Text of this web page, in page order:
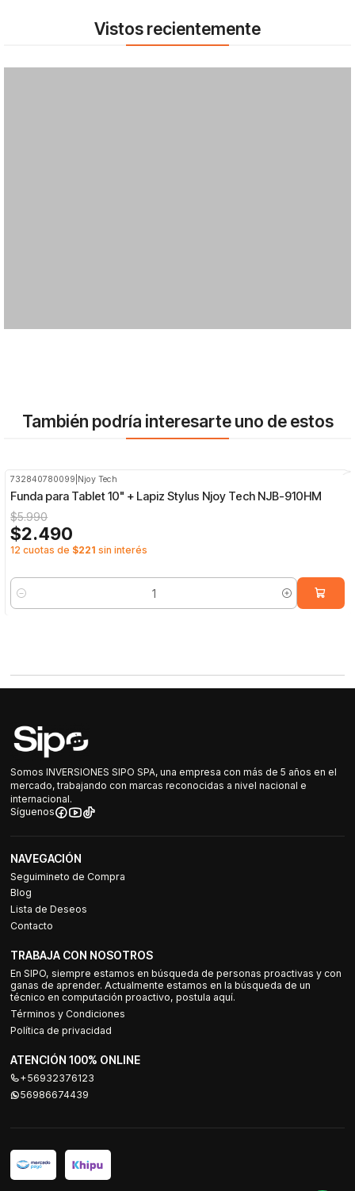
Vistos recientemente
También podría interesarte uno de estos
732840780099 Njoy Tech
Funda para Tablet 10" + Lapiz Stylus Njoy Tech NJB-910HM
$5.990
$2.490
12 cuotas de $221 sin interés
Cantidad
Somos INVERSIONES SIPO SPA, una empresa con más de 5 años en el
mercado, trabajando con marcas reconocidas a nivel nacional e
internacional.
Síguenos
NAVEGACIÓN
Seguimineto de Compra
Blog
Lista de Deseos
Contacto
TRABAJA CON NOSOTROS
En SIPO, siempre estamos en búsqueda de personas proactivas y con
ganas de aprender. Actualmente estamos en la búsqueda de un
técnico en computación proactivo, postula aquí.
Términos y Condiciones
Política de privacidad
ATENCIÓN 100% ONLINE
+56932376123
56986674439